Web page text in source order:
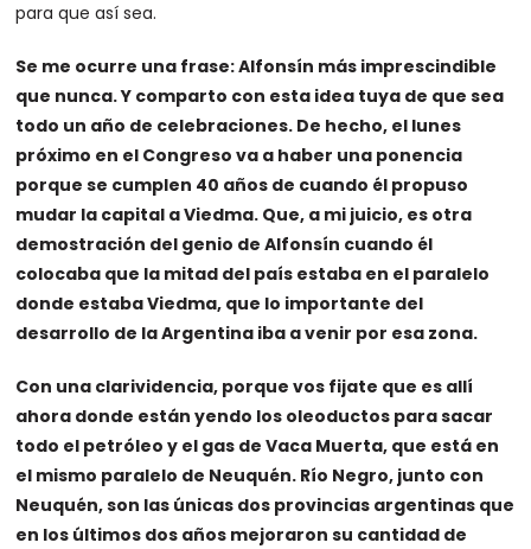
para que así sea.
Se me ocurre una frase: Alfonsín más imprescindible
que nunca. Y comparto con esta idea tuya de que sea
todo un año de celebraciones. De hecho, el lunes
próximo en el Congreso va a haber una ponencia
porque se cumplen 40 años de cuando él propuso
mudar la capital a Viedma. Que, a mi juicio, es otra
demostración del genio de Alfonsín cuando él
colocaba que la mitad del país estaba en el paralelo
donde estaba Viedma, que lo importante del
desarrollo de la Argentina iba a venir por esa zona.
Con una clarividencia, porque vos fijate que es allí
ahora donde están yendo los oleoductos para sacar
todo el petróleo y el gas de Vaca Muerta, que está en
el mismo paralelo de Neuquén. Río Negro, junto con
Neuquén, son las únicas dos provincias argentinas que
en los últimos dos años mejoraron su cantidad de